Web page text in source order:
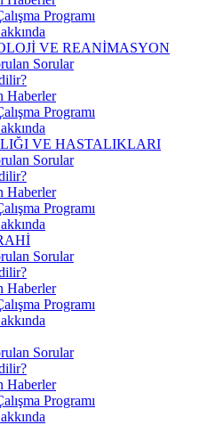
Programı
VE REANİMASYON
Sorular
Haberler
Programı
VE HASTALIKLARI
Sorular
Haberler
Programı
Sorular
Haberler
Programı
Sorular
Haberler
Programı